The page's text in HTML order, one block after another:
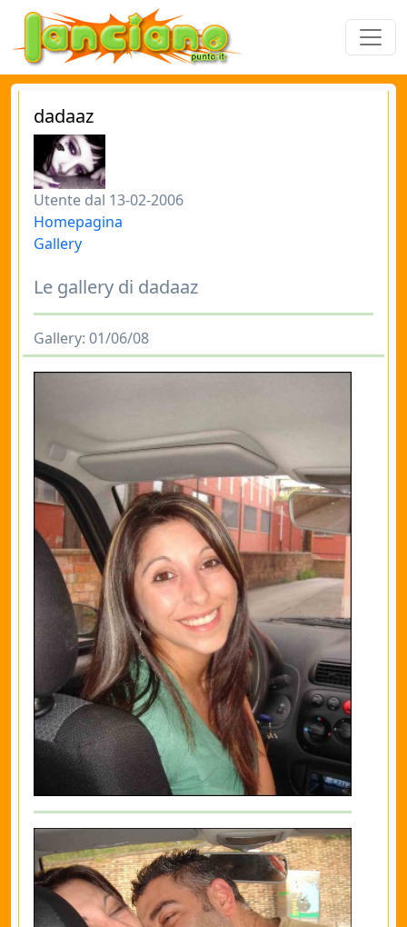
dadaaz
Utente dal 13-02-2006
Homepagina
Gallery
Le gallery di dadaaz
Gallery: 01/06/08